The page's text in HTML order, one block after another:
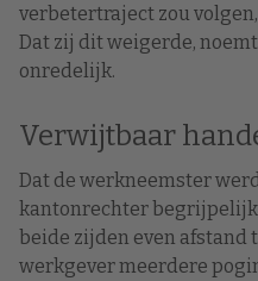
verbetertraject zou
Dat zij dit weigerde,
onredelijk.
Verwijtbaar
Dat de werkneemster
kantonrechter
beide zijden even afstand
werkgever meerdere